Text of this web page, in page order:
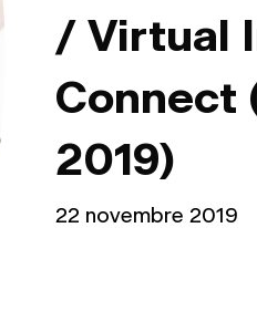
/ Virtual
Connect
2019)
22 novembre 2019